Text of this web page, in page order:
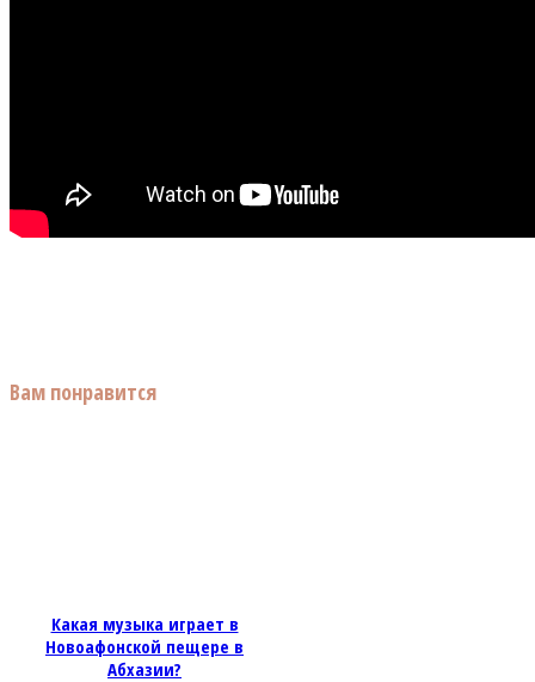
Вам понравится
Какая музыка играет в
Новоафонской пещере в
Абхазии?